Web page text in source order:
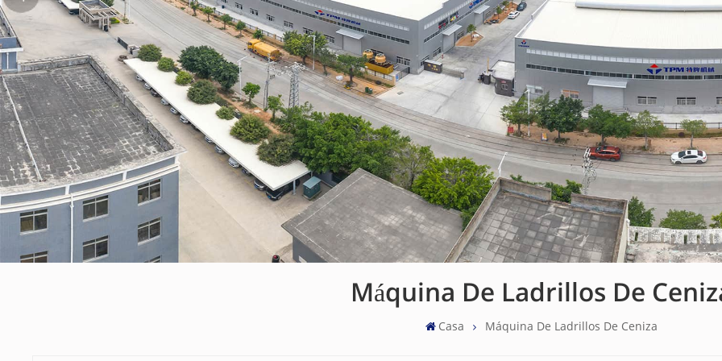
Máquina De Ladrillos De
Casa Máquina De Ladrillos De Ceniza